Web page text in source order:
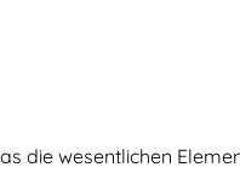
die wesentlichen